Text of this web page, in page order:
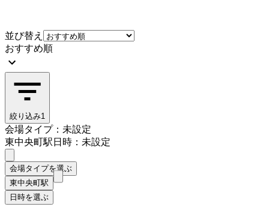
並び替え
おすすめ順
絞り込み1
会場タイプ：未設定
東中央町駅日時：未設定
会場タイプを選ぶ
東中央町駅
日時を選ぶ